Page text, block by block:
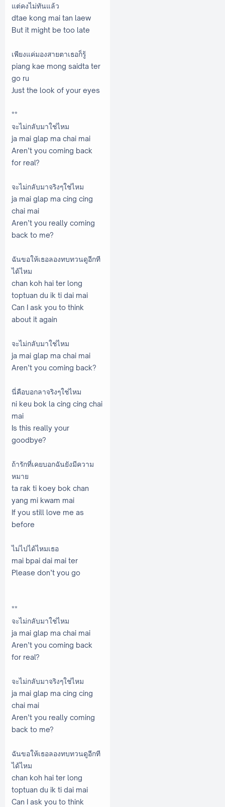
แต่คงไม่ทันแล้ว
dtae kong mai tan laew
But it might be too late
เพียงแค่มองสายตาเธอก็รู้
piang kae mong saidta ter
go ru
Just the look of your eyes
**
จะไม่กลับมาใช่ไหม
ja mai glap ma chai mai
Aren’t you coming back
for real?
จะไม่กลับมาจริงๆใช่ไหม
ja mai glap ma cing cing
chai mai
Aren’t you really coming
back to me?
ฉันขอให้เธอลองทบทวนดูอีกที
ได้ไหม
chan koh hai ter long
toptuan du ik ti dai mai
Can I ask you to think
about it again
จะไม่กลับมาใช่ไหม
ja mai glap ma chai mai
Aren’t you coming back?
นี่คือบอกลาจริงๆใช่ไหม
ni keu bok la cing cing chai
mai
Is this really your
goodbye?
ถ้ารักที่เคยบอกฉันยังมีความ
หมาย
ta rak ti koey bok chan
yang mi kwam mai
If you still love me as
before
ไม่ไปได้ไหมเธอ
mai bpai dai mai ter
Please don’t you go
**
จะไม่กลับมาใช่ไหม
ja mai glap ma chai mai
Aren’t you coming back
for real?
จะไม่กลับมาจริงๆใช่ไหม
ja mai glap ma cing cing
chai mai
Aren’t you really coming
back to me?
ฉันขอให้เธอลองทบทวนดูอีกที
ได้ไหม
chan koh hai ter long
toptuan du ik ti dai mai
Can I ask you to think